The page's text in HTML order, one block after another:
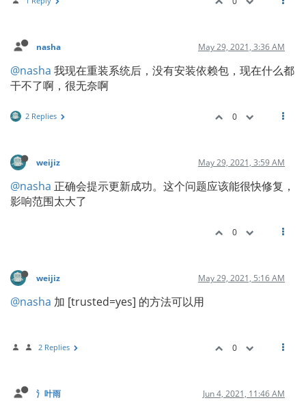
nasha May 29, 2021, 3:36 AM
@nasha 我现在重装系统后，没有安装依赖包，现在什么都
干不了啊，很无奈啊
2 Replies 0
weijiz May 29, 2021, 3:59 AM
@nasha 正确会提示更新成功。这个问题应该能很快修复，
影响范围太大了
0
weijiz May 29, 2021, 5:16 AM
@nasha 加 [trusted=yes] 的方法可以用
2 Replies 0
氵叶雨 Jun 4, 2021, 11:46 AM